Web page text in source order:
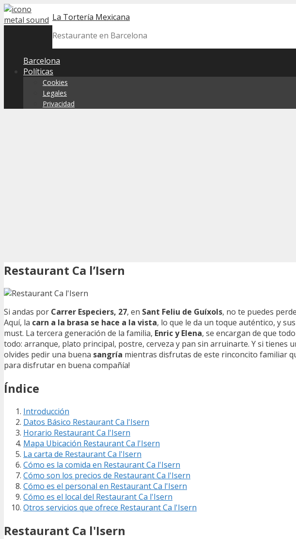
Skip
to
La Tortería Mexicana
Restaurante en Barcelona
Barcelona
Políticas
Cookies
Legales
Privacidad
Restaurant Ca l’Isern
Si andas por Carrer Especiers, 27, en Sant Feliu de Guíxols, no te puedes
Aquí, la carn a la brasa se hace a la vista, lo que le da un toque auténtico, y
must. La tercera generación de la familia, Enric y Elena, se encargan de que
todo: arranque, plato principal, postre, cerveza y pan sin arruinarte. Y si tienes
olvides pedir una buena sangría mientras disfrutas de este rinconcito familiar
para disfrutar en buena compañía!
Índice
Introducción
Datos Básico Restaurant Ca l'Isern
Horario Restaurant Ca l'Isern
Mapa Ubicación Restaurant Ca l'Isern
La carta de Restaurant Ca l'Isern
Cómo es la comida en Restaurant Ca l'Isern
Cómo son los precios de Restaurant Ca l'Isern
Cómo es el personal en Restaurant Ca l'Isern
Cómo es el local del Restaurant Ca l'Isern
Otros servicios que ofrece Restaurant Ca l'Isern
Restaurant Ca l'Isern